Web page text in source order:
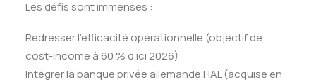
Les défis sont immenses :
Redresser l’efficacité opérationnelle (objectif de
cost-income à 60 % d’ici 2026)
Intégrer la banque privée allemande HAL (acquise en